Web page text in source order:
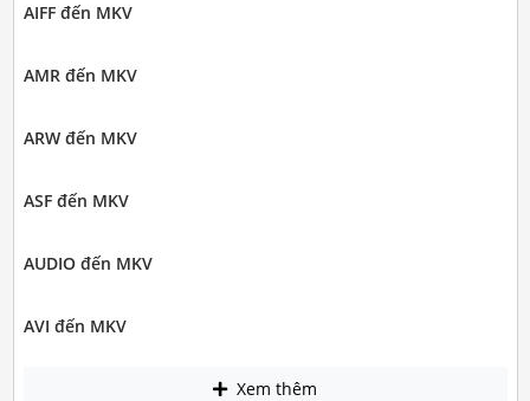
AIFF đến MKV
AMR đến MKV
ARW đến MKV
ASF đến MKV
AUDIO đến MKV
AVI đến MKV
Xem thêm